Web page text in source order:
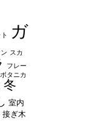
ガ
スカ
フレー
ボタニカ
冬
室内
接ぎ木